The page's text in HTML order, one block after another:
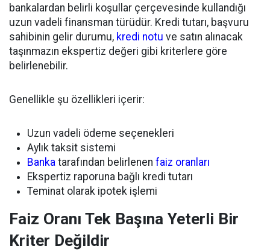
bankalardan belirli koşullar çerçevesinde kullandığı
uzun vadeli finansman türüdür. Kredi tutarı, başvuru
sahibinin gelir durumu, kredi notu ve satın alınacak
taşınmazın ekspertiz değeri gibi kriterlere göre
belirlenebilir.
Genellikle şu özellikleri içerir:
Uzun vadeli ödeme seçenekleri
Aylık taksit sistemi
Banka tarafından belirlenen faiz oranları
Ekspertiz raporuna bağlı kredi tutarı
Teminat olarak ipotek işlemi
Faiz Oranı Tek Başına Yeterli Bir
Kriter Değildir